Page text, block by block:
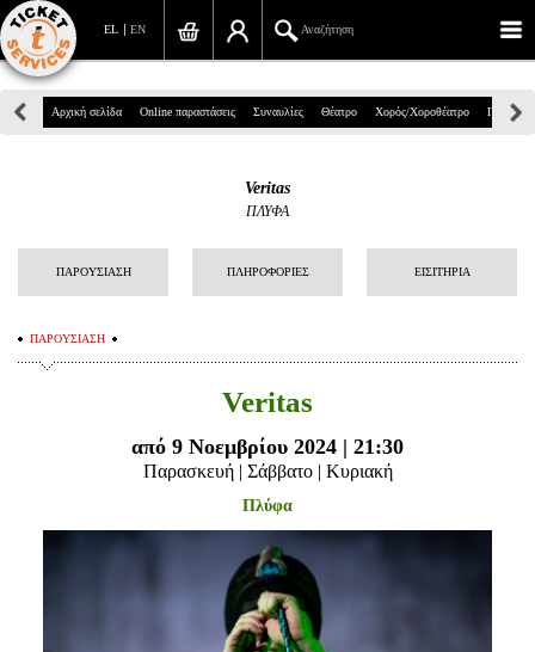
EN
EL Αναζήτηση
Πανεπιστημίου 39, Αθήνα
info@ticketservices.gr
Αναζήτηση
Σύνδεση/Εγγραφή
Αναζήτηση παραγγελίας
Προσωπικά Δεδομένα
Αρχική σελίδα Online παραστάσεις Συναυλίες Θέατρο Χορός/Χοροθέατρο Παιδικά
Veritas
ΠΛΥΦΑ
ΠΑΡΟΥΣΙΑΣΗ ΠΛΗΡΟΦΟΡΙΕΣ ΕΙΣΙΤΗΡΙΑ
ΠΑΡΟΥΣΙΑΣΗ
Veritas
από 9 Νοεμβρίου 2024 | 21:30
Παρασκευή | Σάββατο | Κυριακή
Πλύφα